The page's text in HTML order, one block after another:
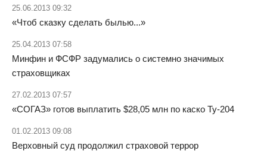
25.06.2013 09:32
«Чтоб сказку сделать былью...»
25.04.2013 07:58
Минфин и ФСФР задумались о системно значимых
страховщиках
27.02.2013 07:57
«СОГАЗ» готов выплатить $28,05 млн по каско Ту-204
01.02.2013 09:08
Верховный суд продолжил страховой террор